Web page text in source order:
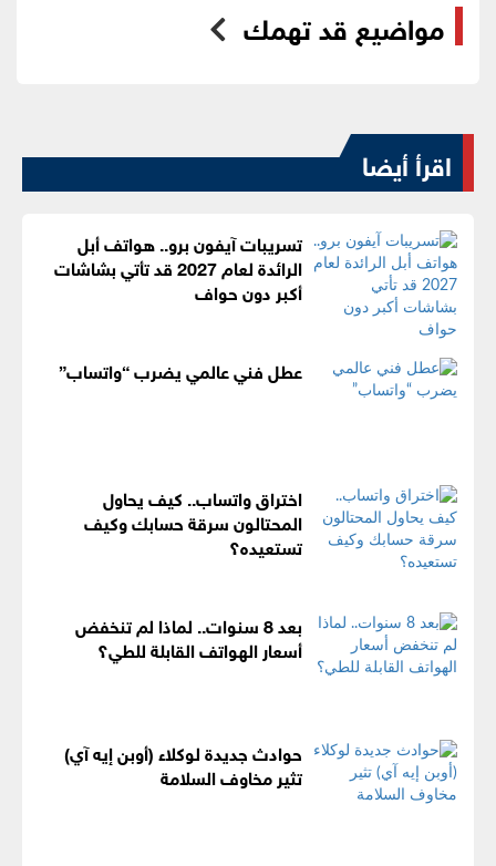
مواضيع قد تهمك
اقرأ أيضا
تسريبات آيفون برو.. هواتف أبل
الرائدة لعام 2027 قد تأتي بشاشات
أكبر دون حواف
عطل فني عالمي يضرب “واتساب”
اختراق واتساب.. كيف يحاول
المحتالون سرقة حسابك وكيف
تستعيده؟
بعد 8 سنوات.. لماذا لم تنخفض
أسعار الهواتف القابلة للطي؟
حوادث جديدة لوكلاء (أوبن إيه آي)
تثير مخاوف السلامة